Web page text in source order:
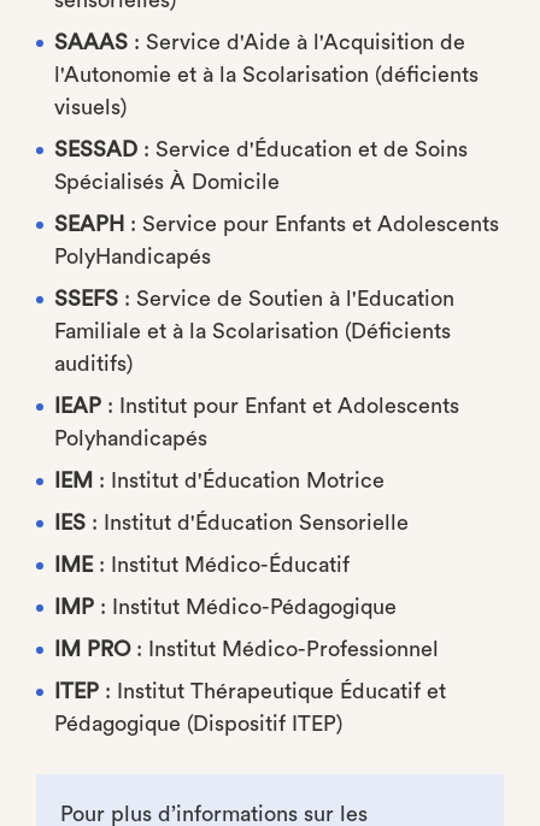
SAAAS : Service d'Aide à l'Acquisition de
l'Autonomie et à la Scolarisation (déficients
visuels)
SESSAD : Service d'Éducation et de Soins
Spécialisés À Domicile
SEAPH : Service pour Enfants et Adolescents
PolyHandicapés
SSEFS : Service de Soutien à l'Education
Familiale et à la Scolarisation (Déficients
auditifs)
IEAP : Institut pour Enfant et Adolescents
Polyhandicapés
IEM : Institut d'Éducation Motrice
IES : Institut d'Éducation Sensorielle
IME: Institut Médico-Éducatif
IMP : Institut Médico-Pédagogique
IM PRO: Institut Médico-Professionnel
ITEP : Institut Thérapeutique Éducatif et
Pédagogique (Dispositif ITEP)
Pour plus d’informations sur les